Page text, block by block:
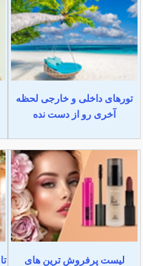
تورهای داخلی و خارجی لحظه
آخری رو از دست نده
لیست پرفروش ترین های